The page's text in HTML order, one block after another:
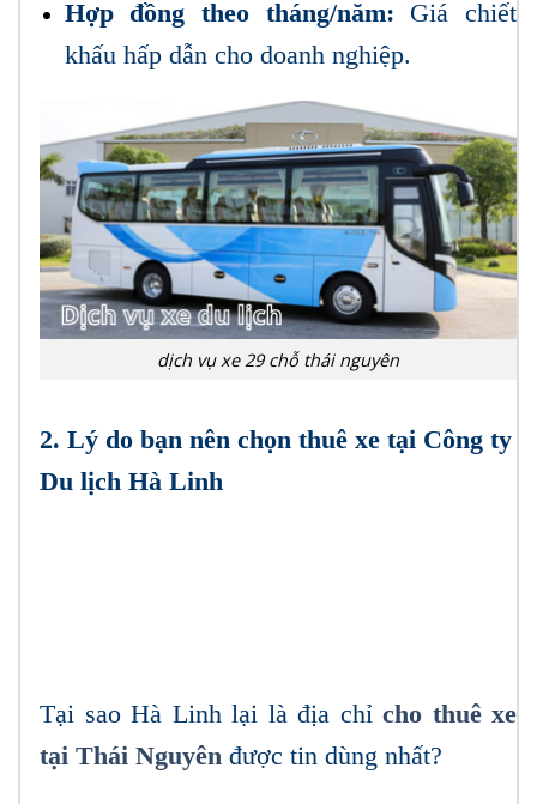
Hợp đồng theo tháng/năm: Giá chiết
khấu hấp dẫn cho doanh nghiệp.
dịch vụ xe 29 chỗ thái nguyên
2. Lý do bạn nên chọn thuê xe tại Công ty
Du lịch Hà Linh
Tại sao Hà Linh lại là địa chỉ cho thuê xe
tại Thái Nguyên được tin dùng nhất?